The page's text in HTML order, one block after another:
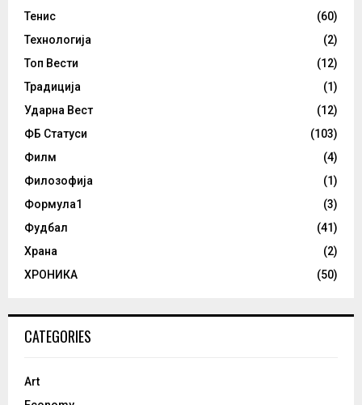
Тенис
(60)
Технологија
(2)
Топ Вести
(12)
Традиција
(1)
Ударна Вест
(12)
ФБ Статуси
(103)
Филм
(4)
Филозофија
(1)
Формула1
(3)
Фудбал
(41)
Храна
(2)
ХРОНИКА
(50)
CATEGORIES
Art